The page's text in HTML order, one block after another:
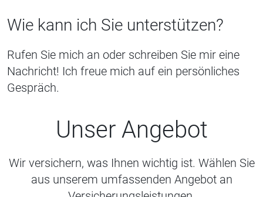
Wie kann ich Sie unterstützen?
Rufen Sie mich an oder schreiben Sie mir eine
Nachricht! Ich freue mich auf ein persönliches
Gespräch.
Unser Angebot
Wir versichern, was Ihnen wichtig ist. Wählen Sie
aus unserem umfassenden Angebot an